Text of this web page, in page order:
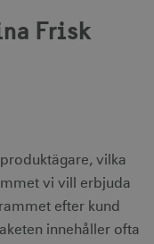
Frisk
vilka
vi vill erbjuda
efter kund
innehåller ofta